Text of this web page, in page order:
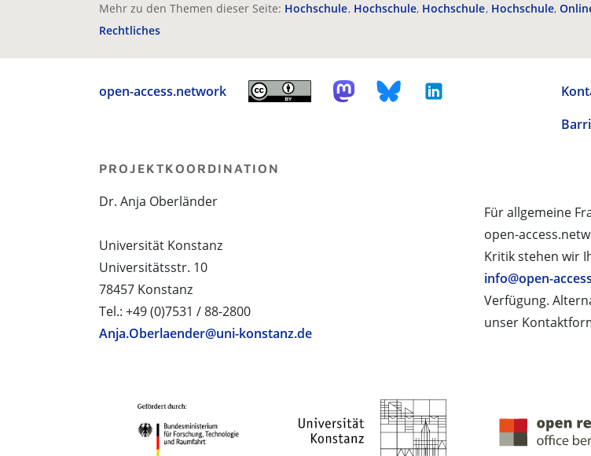
Mehr zu den Themen dieser Seite: Hochschule Hochschule Hochschule Hochschule
Rechtliches
open-access.network
Für allgemeine
open-
Kritik stehen wir
info@open-
Verfügung.
unser
PROJEKTKOORDINATION
Dr. Anja Oberländer
Universität Konstanz
Universitätsstr. 10
78457 Konstanz
Tel.: +49 (0)7531 / 88-2800
Anja.Oberlaender@uni-konstanz.de